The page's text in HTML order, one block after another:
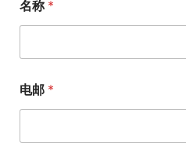
名称 *
电邮 *